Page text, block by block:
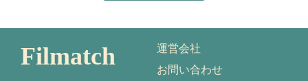
Filmatch
運営会社
お問い合わせ